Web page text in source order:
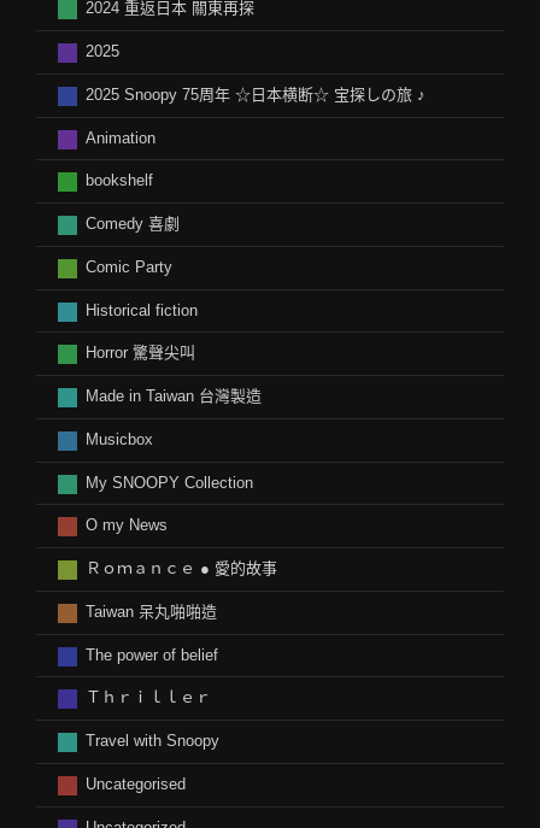
2024 重返日本 關東再探
2025
2025 Snoopy 75周年 ☆日本横断☆ 宝探しの旅 ♪
Animation
bookshelf
Comedy 喜劇
Comic Party
Historical fiction
Horror 驚聲尖叫
Made in Taiwan 台灣製造
Musicbox
My SNOOPY Collection
O my News
Ｒｏｍａｎｃｅ ● 愛的故事
Taiwan 呆丸啪啪造
The power of belief
Ｔｈｒｉｌｌｅｒ
Travel with Snoopy
Uncategorised